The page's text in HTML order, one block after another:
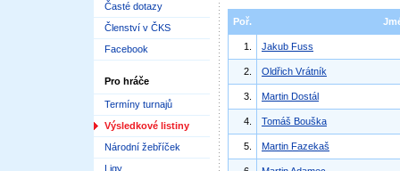
Časté dotazy
Členství v ČKS
Facebook
Pro hráče
Termíny turnajů
Výsledkové listiny
Národní žebříček
Ligy
Poř.
1. Jakub Fuss
2. Oldřich Vrátník
3. Martin Dostál
4. Tomáš Bouška
5. Martin Fazekaš